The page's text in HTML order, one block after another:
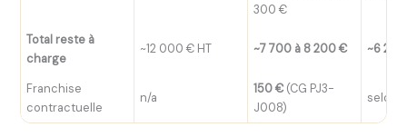
300 €
Total reste à
charge
~12 000 € HT ~7 700 à 8 200 € ~6
Franchise
contractuelle
n/a
150 € (CG PJ3-
J008)
selon